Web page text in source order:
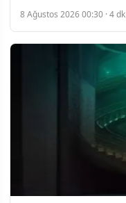
8 Ağustos 2026 00:30 · 4 dk